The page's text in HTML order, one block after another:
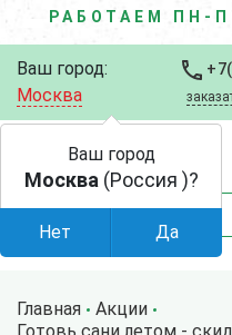
РАБОТАЕМ ПН-
Ваш город:
Москва
Главная
Акции
Ваш город
Москва (Россия )?
Нет Да